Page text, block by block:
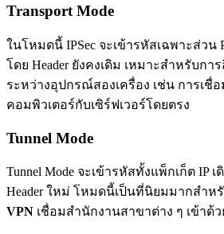
Transport Mode
ในโหมดนี้ IPSec จะเข้ารหัสเฉพาะส่วน
โดย Header ยังคงเดิม เหมาะสำหรับกา
ระหว่างอุปกรณ์สองเครื่อง เช่น การเชื่
คอมพิวเตอร์กับเซิร์ฟเวอร์โดยตรง
Tunnel Mode
Tunnel Mode จะเข้ารหัสทั้งแพ็กเก็ต IP
Header ใหม่ โหมดนี้เป็นที่นิยมมากสำห
VPN เชื่อมสำนักงานสาขาต่าง ๆ เข้าด้